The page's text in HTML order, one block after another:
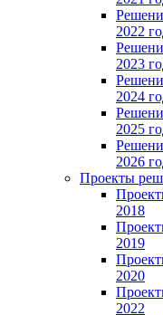
2022
2023
2024
2025
2026
Проекты
2018
2019
2020
2022